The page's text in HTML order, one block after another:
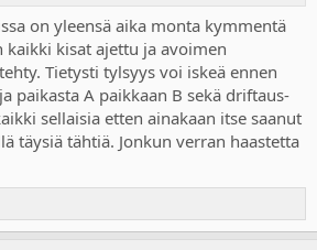
on yleensä aika monta kymmentä
kisat ajettu ja avoimen
Tietysti tylsyys voi iskeä ennen
paikasta A paikkaan B sekä driftaus-
sellaisia etten ainakaan itse saanut
täysiä tähtiä. Jonkun verran haastetta